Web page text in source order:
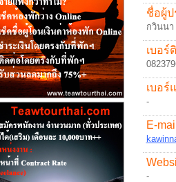
ชื่อผู้ป
กวินนา
เบอร์
เบอร์
-
E-
-